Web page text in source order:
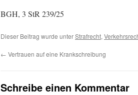
BGH, 3 StR 239/25
Dieser Beitrag wurde unterStrafrecht,
← Vertrauen auf eine Krankschreibung
Schreibe einen Kommentar